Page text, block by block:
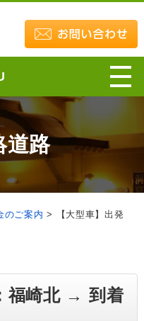
道路
のご案内 >
【大型車】出発
福崎北 → 到着